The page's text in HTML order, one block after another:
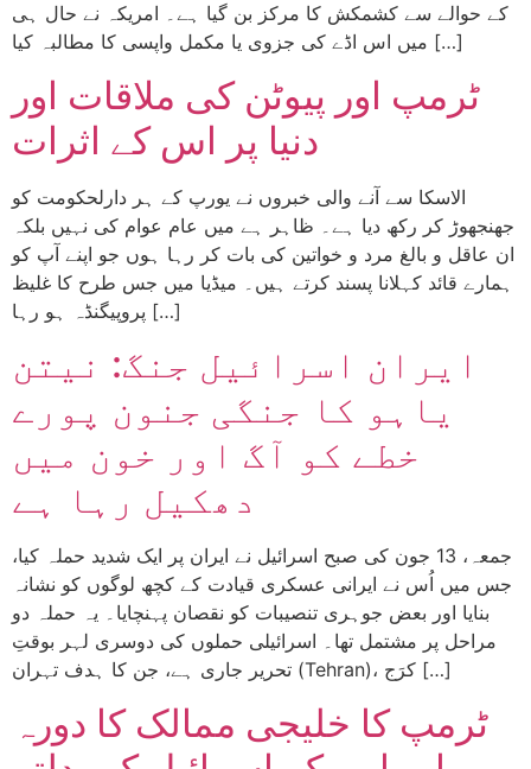
کے حوالے سے کشمکش کا مرکز بن گیا ہے۔ امریکہ نے حال ہی
میں اس اڈے کی جزوی یا مکمل واپسی کا مطالبہ کیا […]
ٹرمپ اور پیوٹن کی ملاقات اور
دنیا پر اس کے اثرات
الاسکا سے آنے والی خبروں نے یورپ کے ہر دارلحکومت کو
جھنجھوڑ کر رکھ دیا ہے۔ ظاہر ہے میں عام عوام کی نہیں بلکہ
ان عاقل و بالغ مرد و خواتین کی بات کر رہا ہوں جو اپنے آپ کو
ہمارے قائد کہلانا پسند کرتے ہیں۔ میڈیا میں جس طرح کا غلیظ
پروپیگنڈہ ہو رہا […]
ایران اسرائیل جنگ: نیتن
یاہو کا جنگی جنون پورے
خطے کو آگ اور خون میں
دھکیل رہا ہے
جمعہ، 13 جون کی صبح اسرائیل نے ایران پر ایک شدید حملہ کیا،
جس میں اُس نے ایرانی عسکری قیادت کے کچھ لوگوں کو نشانہ
بنایا اور بعض جوہری تنصیبات کو نقصان پہنچایا۔ یہ حملہ دو
مراحل پر مشتمل تھا۔ اسرائیلی حملوں کی دوسری لہر بوقتِ
تحریر جاری ہے، جن کا ہدف تہران (Tehran)، کرَج […]
ٹرمپ کا خلیجی ممالک کا دورہ